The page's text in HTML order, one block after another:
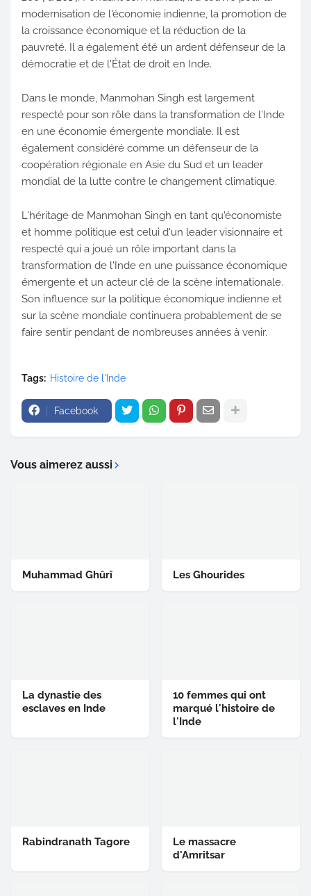
modernisation de l'économie indienne, la promotion de
la croissance économique et la réduction de la
pauvreté. Il a également été un ardent défenseur de la
démocratie et de l'État de droit en Inde.
Dans le monde, Manmohan Singh est largement
respecté pour son rôle dans la transformation de l'Inde
en une économie émergente mondiale. Il est
également considéré comme un défenseur de la
coopération régionale en Asie du Sud et un leader
mondial de la lutte contre le changement climatique.
L'héritage de Manmohan Singh en tant qu'économiste
et homme politique est celui d'un leader visionnaire et
respecté qui a joué un rôle important dans la
transformation de l'Inde en une puissance économique
émergente et un acteur clé de la scène internationale.
Son influence sur la politique économique indienne et
sur la scène mondiale continuera probablement de se
faire sentir pendant de nombreuses années à venir.
Tags: Histoire de l'Inde
Facebook
Vous aimerez aussi
Muhammad Ghûrî Les Ghourides
La dynastie des
esclaves en Inde
10 femmes qui ont
marqué l'histoire de
l'Inde
Rabindranath Tagore
Le massacre
d'Amritsar